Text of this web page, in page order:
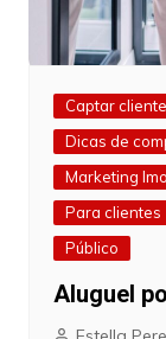
Captar
Dicas de
Marketing
Para clientes
Público
Aluguel